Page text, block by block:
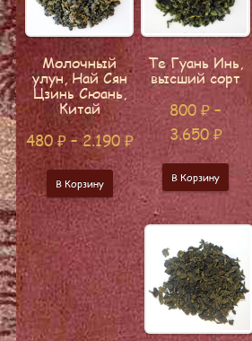
Молочный
улун, Най Сян
Цзинь Сюань,
Китай
480₽–2.190₽
В Корзину
Те Гуань Инь,
высший сорт
800₽ –
3.650₽
В Корзину